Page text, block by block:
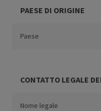
PAESE DI ORIGINE
Paese
CONTATTO LEGALE
Nome legale